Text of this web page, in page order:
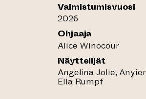
Valmistumisvuosi
2026
Ohjaaja
Alice Winocour
Näyttelijät
Angelina Jolie,
Ella Rumpf